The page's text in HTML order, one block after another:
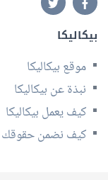
بيكاليكا
موقع بيكاليكا
نبذة عن بيكاليكا
كيف يعمل بيكاليكا
كيف نضمن حقوقك